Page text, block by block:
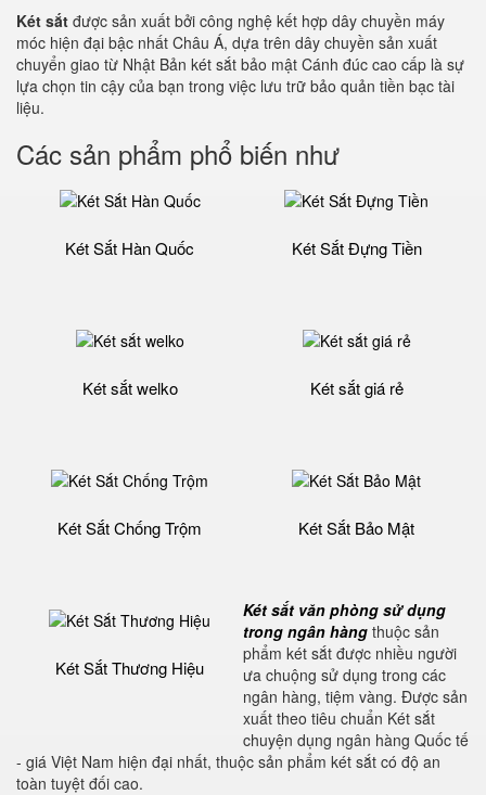
Két sắt được sản xuất bởi công nghệ kết hợp dây chuyền máy
móc hiện đại bậc nhất Châu Á, dựa trên dây chuyền sản xuất
chuyển giao từ Nhật Bản két sắt bảo mật Cánh đúc cao cấp là sự
lựa chọn tin cậy của bạn trong việc lưu trữ bảo quản tiền bạc tài
liệu.
Các sản phẩm phổ biến như
Két Sắt Hàn Quốc Két Sắt Đựng Tiền
Két sắt welko Két sắt giá rẻ
Két Sắt Chống Trộm Két Sắt Bảo Mật
Két Sắt Thương Hiệu
Két sắt văn phòng sử dụng
trong ngân hàng thuộc sản
phẩm két sắt được nhiều người
ưa chuộng sử dụng trong các
ngân hàng, tiệm vàng. Được sản
xuất theo tiêu chuẩn Két sắt
chuyện dụng ngân hàng Quốc tế
- giá Việt Nam hiện đại nhất, thuộc sản phẩm két sắt có độ an
toàn tuyệt đối cao.